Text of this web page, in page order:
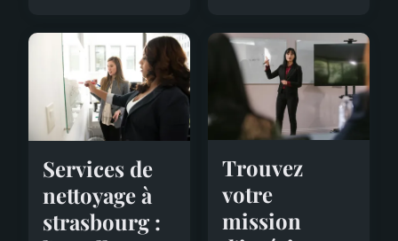
Services de
nettoyage à
strasbourg :
Trouvez
votre
mission